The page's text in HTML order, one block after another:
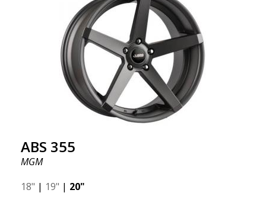
gewicht en sterker materiaal heeft. U rijdt
comfortabeler dankzijhet onafgeveerde gewicht.
Het is de Gucci van de velgenwereld! 😍
ABS 355
MGM
18" | 19" | 20"